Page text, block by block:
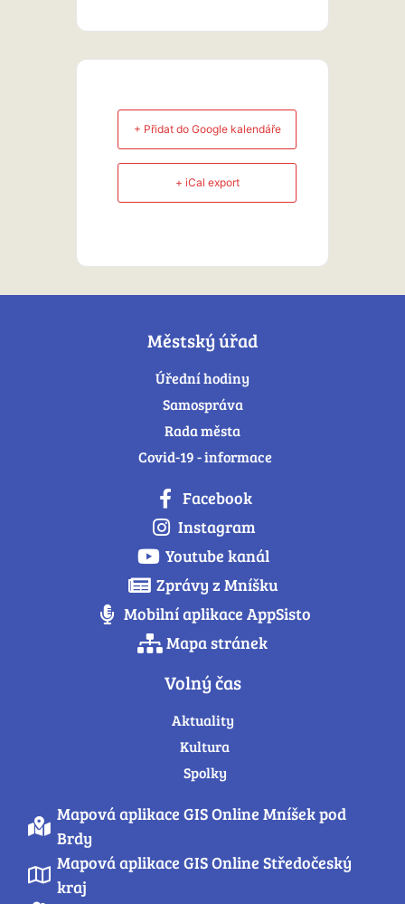
+ Přidat do Google kalendáře
+ iCal export
Městský úřad
Úřední hodiny
Samospráva
Rada města
Covid-19 - informace
Facebook
Instagram
Youtube kanál
Zprávy z Mníšku
Mobilní aplikace AppSisto
Mapa stránek
Volný čas
Aktuality
Kultura
Spolky
Mapová aplikace GIS Online Mníšek pod
Brdy
Mapová aplikace GIS Online Středočeský
kraj